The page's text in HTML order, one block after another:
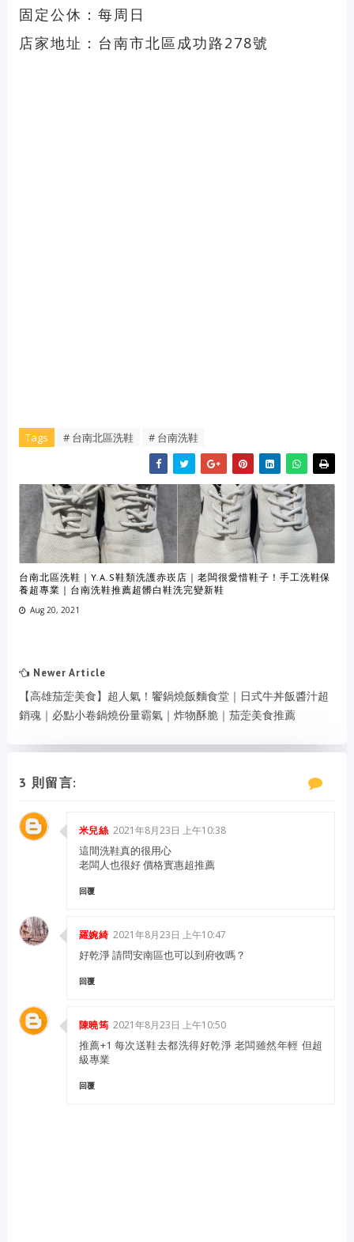
固定公休：每周日
店家地址：台南市北區成功路278號
Tags # 台南北區洗鞋 # 台南洗鞋
台南北區洗鞋｜Y.A.S鞋類洗護赤崁店｜老闆很愛惜鞋子！手工洗鞋保
養超專業｜台南洗鞋推薦超髒白鞋洗完變新鞋
Aug 20, 2021
Newer Article
【高雄茄萣美食】超人氣！饗鍋燒飯麵食堂｜日式牛丼飯醬汁超
銷魂｜必點小卷鍋燒份量霸氣｜炸物酥脆｜茄萣美食推薦
3 則留言:
米兒絲 2021年8月23日 上午10:38
這間洗鞋真的很用心
老闆人也很好 價格實惠超推薦
回覆
羅婉綺 2021年8月23日 上午10:47
好乾淨 請問安南區也可以到府收嗎？
回覆
陳曉筠 2021年8月23日 上午10:50
推薦+1 每次送鞋去都洗得好乾淨 老闆雖然年輕 但超
級專業
回覆